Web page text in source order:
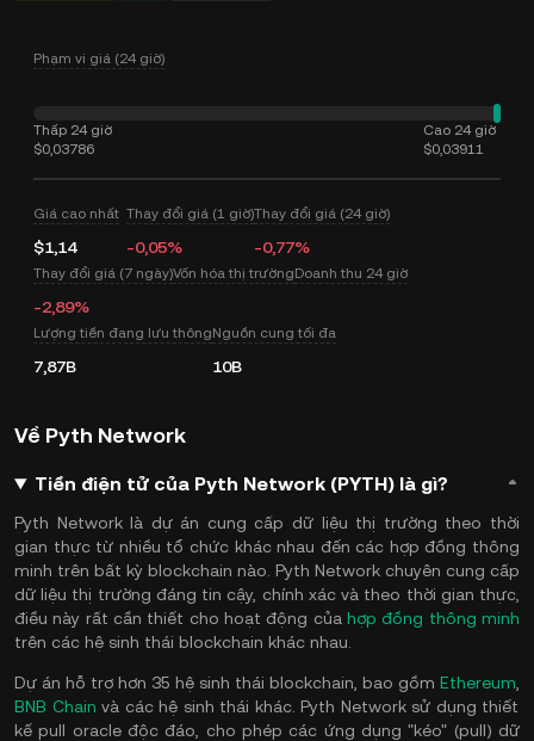
Phạm vi giá (24 giờ)
Thấp 24 giờ
$0,03786
Cao 24 giờ
$0,03911
Giá cao nhất
$1,14
Thay đổi giá (1 giờ)
-0,05%
Thay đổi giá (24 giờ)
-0,77%
Thay đổi giá (7 ngày)
-2,89%
Vốn hóa thị trườngDoanh thu 24 giờ
Lượng tiền đang lưu thông
7,87B
Nguồn cung tối đa
10B
Về Pyth Network
Tiền điện tử của Pyth Network (PYTH) là gì?
Pyth Network là dự án cung cấp dữ liệu thị trường theo thời
gian thực từ nhiều tổ chức khác nhau đến các hợp đồng thông
minh trên bất kỳ blockchain nào. Pyth Network chuyên cung cấp
dữ liệu thị trường đáng tin cậy, chính xác và theo thời gian thực,
điều này rất cần thiết cho hoạt động của hợp đồng thông minh
trên các hệ sinh thái blockchain khác nhau.
Dự án hỗ trợ hơn 35 hệ sinh thái blockchain, bao gồm Ethereum
BNB Chain và các hệ sinh thái khác. Pyth Network sử dụng thiết
kế pull oracle độc ​​đáo, cho phép các ứng dụng "kéo" (pull) dữ